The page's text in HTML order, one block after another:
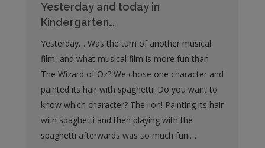
Yesterday and today in
Kindergarten…
Yesterday… Was the turn of another musical
film, and what musical film is more fun than
The Wizard of Oz? We chose one character and
painted its hair with spaghetti! Do you want to
know which character? The lion! Painting its hair
with spaghetti and then playing with the
spaghetti afterwards was so much fun!…